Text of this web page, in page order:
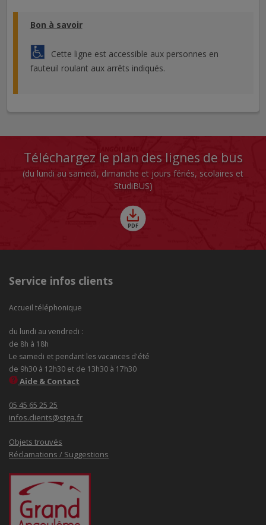
Bon à savoir
Cette ligne est accessible aux personnes en
fauteuil roulant aux arrêts indiqués.
Téléchargez le plan des lignes de bus
(du lundi au samedi, dimanche et jours fériés, scolaires et
StudiBUS)
Service infos clients
Accueil téléphonique
du lundi au vendredi :
de 8h à 18h
Le samedi et pendant les vacances d'été
de 9h30 à 12h30 et de 13h30 à 17h30
Aide & Contact
05 45 65 25 25
infos.clients@stga.fr
Objets trouvés
Réclamations / Suggestions